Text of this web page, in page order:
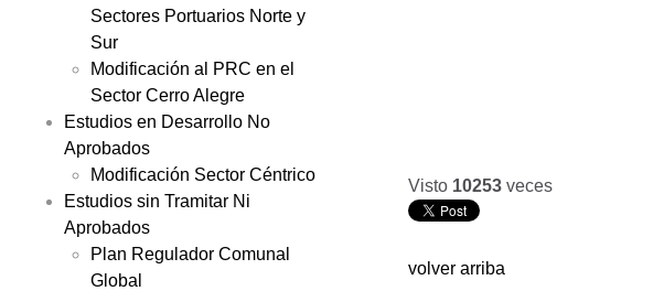
Sectores Portuarios Norte y
Sur
Modificación al PRC en el
Sector Cerro Alegre
Estudios en Desarrollo No
Aprobados
Modificación Sector Céntrico
Estudios sin Tramitar Ni
Aprobados
Plan Regulador Comunal
Global
Visto 10253 veces
volver arriba